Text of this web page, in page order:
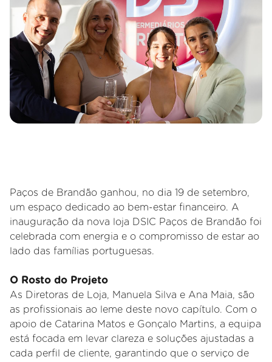
Paços de Brandão ganhou, no dia 19 de setembro,
um espaço dedicado ao bem-estar financeiro. A
inauguração da nova loja DSIC Paços de Brandão foi
celebrada com energia e o compromisso de estar ao
lado das famílias portuguesas.
O Rosto do Projeto
As Diretoras de Loja, Manuela Silva e Ana Maia, são
as profissionais ao leme deste novo capítulo. Com o
apoio de Catarina Matos e Gonçalo Martins, a equipa
está focada em levar clareza e soluções ajustadas a
cada perfil de cliente, garantindo que o serviço de